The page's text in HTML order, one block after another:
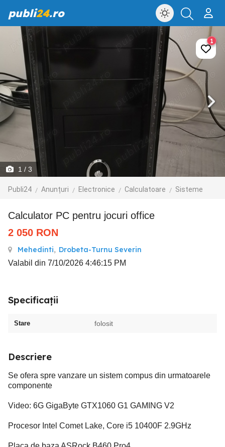
publi24.ro
1 / 3
Publi24 Anunțuri Electronice Calculatoare Sisteme
1
Calculator PC pentru jocuri office
2 050 RON
Mehedinti, Drobeta-Turnu Severin
Valabil din 7/10/2026 4:46:15 PM
Specificații
Stare folosit
Descriere
Se ofera spre vanzare un sistem compus din urmatoarele
componente
Video: 6G GigaByte GTX1060 G1 GAMING V2
Procesor Intel Comet Lake, Core i5 10400F 2.9GHz